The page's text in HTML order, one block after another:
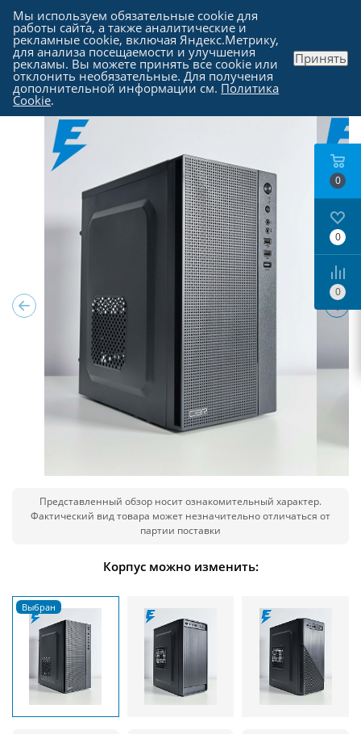
Каталог - Компьютеры в Москве
Представленный обзор носит ознакомительный характер.
Фактический вид товара может незначительно отличаться от
партии поставки
Корпус можно изменить:
0
0
0
Мы используем обязательные cookie для
работы сайта, а также аналитические и
рекламные cookie, включая Яндекс.Метрику,
для анализа посещаемости и улучшения
рекламы. Вы можете принять все cookie или
отклонить необязательные. Для получения
дополнительной информации см. Политика
Cookie.
Принять